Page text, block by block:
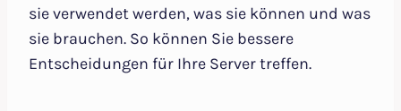
sie verwendet werden, was sie können und was
sie brauchen. So können Sie bessere
Entscheidungen für Ihre Server treffen.